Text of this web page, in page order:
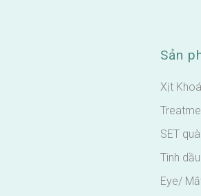
Sản
Xịt
SET quà
Tinh
Eye/